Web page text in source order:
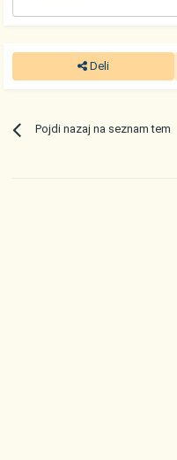
Deli
Pojdi nazaj na seznam tem